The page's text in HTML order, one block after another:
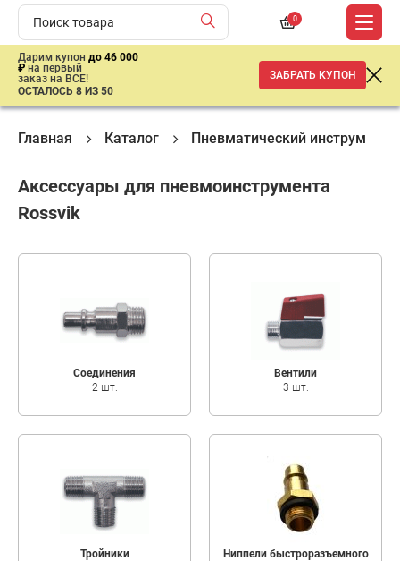
0
Дарим купон до 46 000
₽ на первый
заказ на ВСЕ!
ОСТАЛОСЬ 8 ИЗ 50
ЗАБРАТЬ КУПОН
Главная Каталог Пневматический инструмент
Аксессуары для пневмоинструмента
Rossvik
Соединения
2 шт.
Вентили
3 шт.
Тройники
Ниппели быстроразъемного